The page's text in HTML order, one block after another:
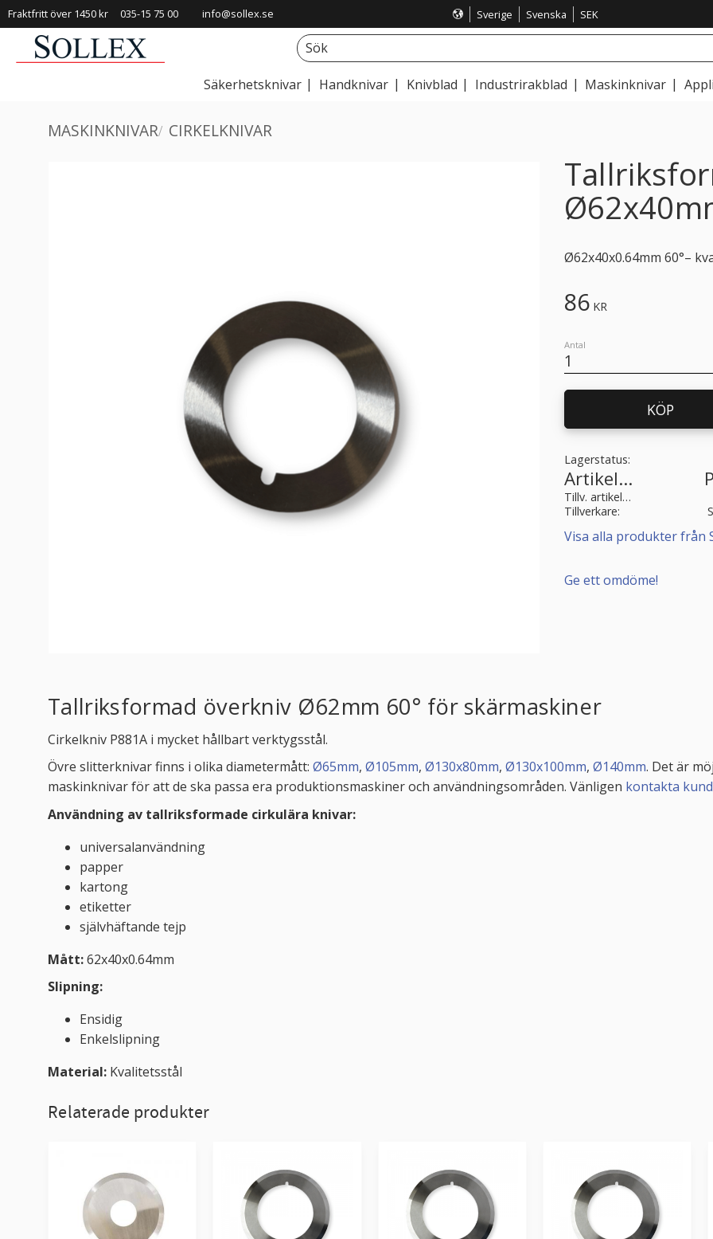
Fraktfritt över 1450 kr 035-15 75 00 info@sollex.se Sverige Svenska SEK
Säkerhetsknivar Handknivar Knivblad Industrirakblad Maskinknivar
MASKINKNIVAR CIRKELKNIVAR
Ø62x40x0.64mm 60°–
86KR
Antal
KÖP
Lagerstatus
Artikelnr
Tillv. artikelnr
Tillverkare
Visa alla produkter från
Ge ett omdöme!
Tallriksformad överkniv Ø62mm 60° för skärmaskiner
Cirkelkniv P881A i mycket hållbart verktygsstål.
Övre slitterknivar finns i olika diametermått: Ø65mm, Ø105mm, Ø130x80mm, Ø130x100mm, Ø140mm. Det är
maskinknivar för att de ska passa era produktionsmaskiner och användningsområden. Vänligen kontakta
Användning av tallriksformade cirkulära knivar:
universalanvändning
papper
kartong
etiketter
självhäftande tejp
Mått:62x40x0.64mm
Slipning:
Ensidig
Enkelslipning
Material: Kvalitetsstål
Relaterade produkter